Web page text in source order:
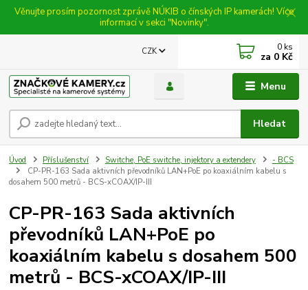
Věnujte prosím pozornost zprávě NÚKIB o čínských IP kamerách! Více
informací v sekci "Novinky".
Menu
CZK
Hledat
0 ks
za 0 Kč
Úvod Příslušenství Switche, PoE switche, injektory a extendery
- BCS
CP-PR-163 Sada aktivních převodníků LAN+PoE po koaxiálním kabelu s
dosahem 500 metrů - BCS-xCOAX/IP-III
CP-PR-163 Sada aktivních
převodníků LAN+PoE po
koaxiálním kabelu s dosahem 500
metrů - BCS-xCOAX/IP-III